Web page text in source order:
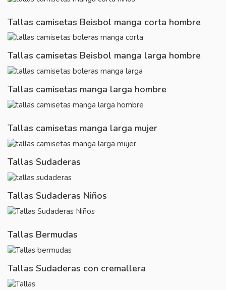
Tallas camisetas Beisbol manga corta hombre
Tallas camisetas Beisbol manga larga hombre
Tallas camisetas manga larga hombre
Tallas camisetas manga larga mujer
Tallas Sudaderas
Tallas Sudaderas Niños
Tallas Bermudas
Tallas Sudaderas con cremallera